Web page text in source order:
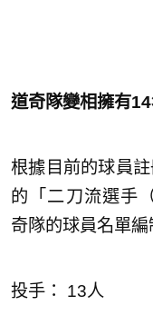
道奇隊變相擁有
根據目前的球員
的「二刀流選手
奇隊的球員名單編
投手： 13人